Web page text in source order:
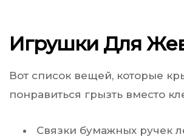
Игрушки Для
Вот список вещей, которые
понравиться грызть вместо
Связки бумажных ручек